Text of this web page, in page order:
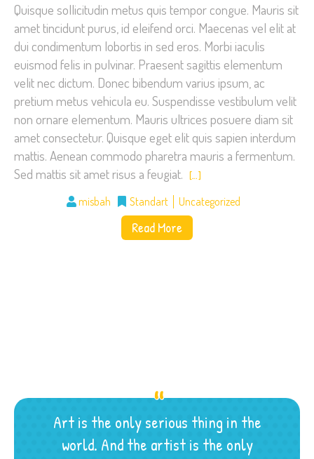
Quisque sollicitudin metus quis tempor congue. Mauris sit
amet tincidunt purus, id eleifend orci. Maecenas vel elit at
dui condimentum lobortis in sed eros. Morbi iaculis
euismod felis in pulvinar. Praesent sagittis elementum
velit nec dictum. Donec bibendum varius ipsum, ac
pretium metus vehicula eu. Suspendisse vestibulum velit
non ornare elementum. Mauris ultrices posuere diam sit
amet consectetur. Quisque eget elit quis sapien interdum
mattis. Aenean commodo pharetra mauris a fermentum.
Sed mattis sit amet risus a feugiat. […]
misbah Standart Uncategorized
Read More
Art is the only serious thing in the
world. And the artist is the only